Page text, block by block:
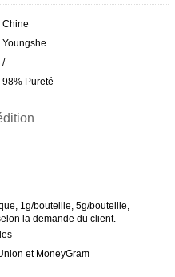
Chine
Youngshe
/
98% Pureté
1g/bouteille, 5g/bouteille,
la demande du client.
et MoneyGram